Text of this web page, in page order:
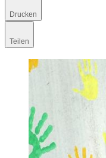
Drucken
Teilen